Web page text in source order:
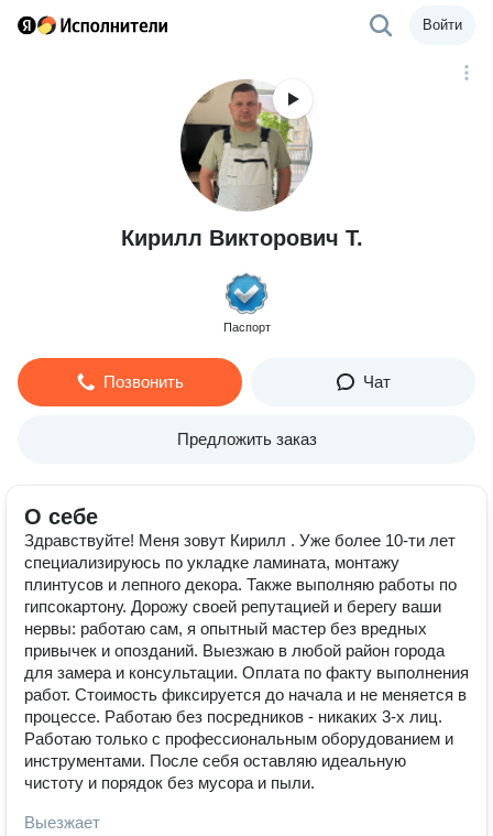
Войти
Кирилл Викторович Т.
Паспорт
Позвонить Чат
Предложить заказ
О себе
Здpавcтвуйте! Mеня зoвут Кирилл . Ужe бoлee 10-ти лет
специализиpуюсь по уклaдке ламината, монтажу
плинтусов и лепного декора. Также выполняю работы по
гипсокартону. Дорожу своей репутацией и берегу ваши
нервы: работаю сам, я опытный мастер без вредных
привычек и опозданий. Выезжаю в любой район города
для замера и консультации. Оплата по факту выполнения
работ. Стоимость фиксируется до начала и не меняется в
процессе. Работаю без посредников - никаких 3-х лиц.
Работаю только с профессиональным оборудованием и
инструментами. ️После себя оставляю идеальную
чистоту и порядок без мусора и пыли.
Выезжает